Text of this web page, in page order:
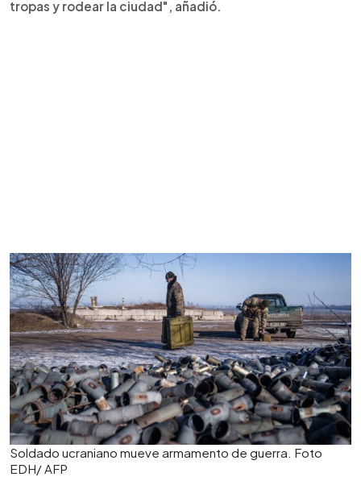
tropas y rodear la ciudad", añadió.
Soldado ucraniano mueve armamento de guerra. Foto
EDH/ AFP